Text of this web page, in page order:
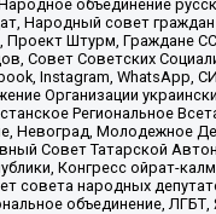
объединение
Народный совет
Проект Штурм, Граждане
Совет Советских
Instagram, WhatsApp,
Организации
Региональное
Невоград, Молодежное
Совет Татарской
Конгресс ойрат-
совета народных
объединение,